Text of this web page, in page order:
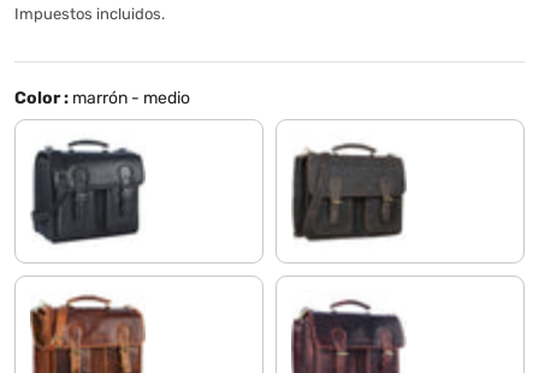
Impuestos incluidos.
Color : marrón - medio
negro marrón oscuro
kara - cognac kara - marrón